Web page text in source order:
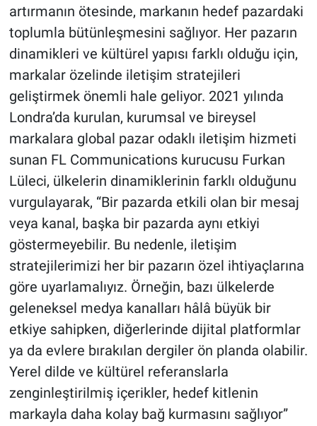
artırmanın ötesinde, markanın hedef pazardaki
toplumla bütünleşmesini sağlıyor. Her pazarın
dinamikleri ve kültürel yapısı farklı olduğu için,
markalar özelinde iletişim stratejileri
geliştirmek önemli hale geliyor. 2021 yılında
Londra’da kurulan, kurumsal ve bireysel
markalara global pazar odaklı iletişim hizmeti
sunan FL Communications kurucusu Furkan
Lüleci, ülkelerin dinamiklerinin farklı olduğunu
vurgulayarak, “Bir pazarda etkili olan bir mesaj
veya kanal, başka bir pazarda aynı etkiyi
göstermeyebilir. Bu nedenle, iletişim
stratejilerimizi her bir pazarın özel ihtiyaçlarına
göre uyarlamalıyız. Örneğin, bazı ülkelerde
geleneksel medya kanalları hâlâ büyük bir
etkiye sahipken, diğerlerinde dijital platformlar
ya da evlere bırakılan dergiler ön planda olabilir.
Yerel dilde ve kültürel referanslarla
zenginleştirilmiş içerikler, hedef kitlenin
markayla daha kolay bağ kurmasını sağlıyor”